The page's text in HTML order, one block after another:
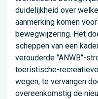
duidelijkheid over
aanmerking komen
bewegwijzering. Het
scheppen van een
verouderde "ANWB"-
toeristische-
wegen, te vervangen
overeenkomstig de